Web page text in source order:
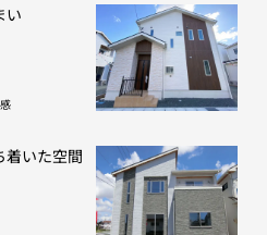
い
着いた空間